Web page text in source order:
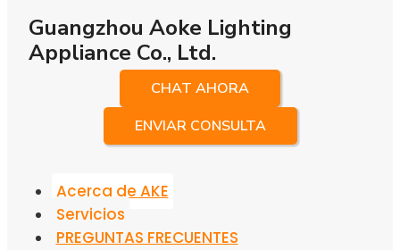
Guangzhou Aoke Lighting
Appliance Co., Ltd.
CHAT AHORA
ENVIAR CONSULTA
Acerca de AKE
Servicios
PREGUNTAS FRECUENTES